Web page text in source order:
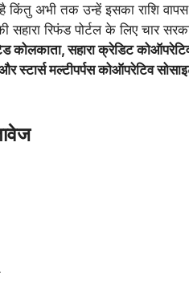
अभी तक उन्हें इसका राशि
रिफंड पोर्टल के लिए चार
कोलकाता, सहारा क्रेडिट
स्टार्स मल्टीपर्पस कोऑपरेटिव